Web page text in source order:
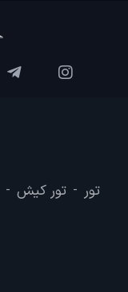
تور - تور کیش -